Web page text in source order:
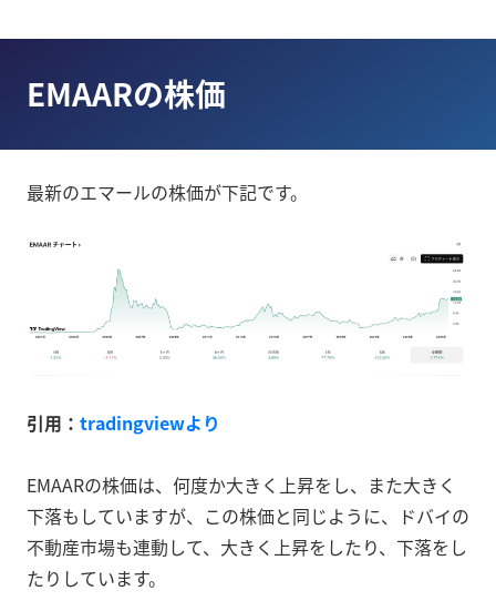
EMAARの株価
最新のエマールの株価が下記です。
引用： tradingviewより
EMAARの株価は、何度か大きく上昇をし、また大きく
下落もしていますが、この株価と同じように、ドバイの
不動産市場も連動して、大きく上昇をしたり、下落をし
たりしています。